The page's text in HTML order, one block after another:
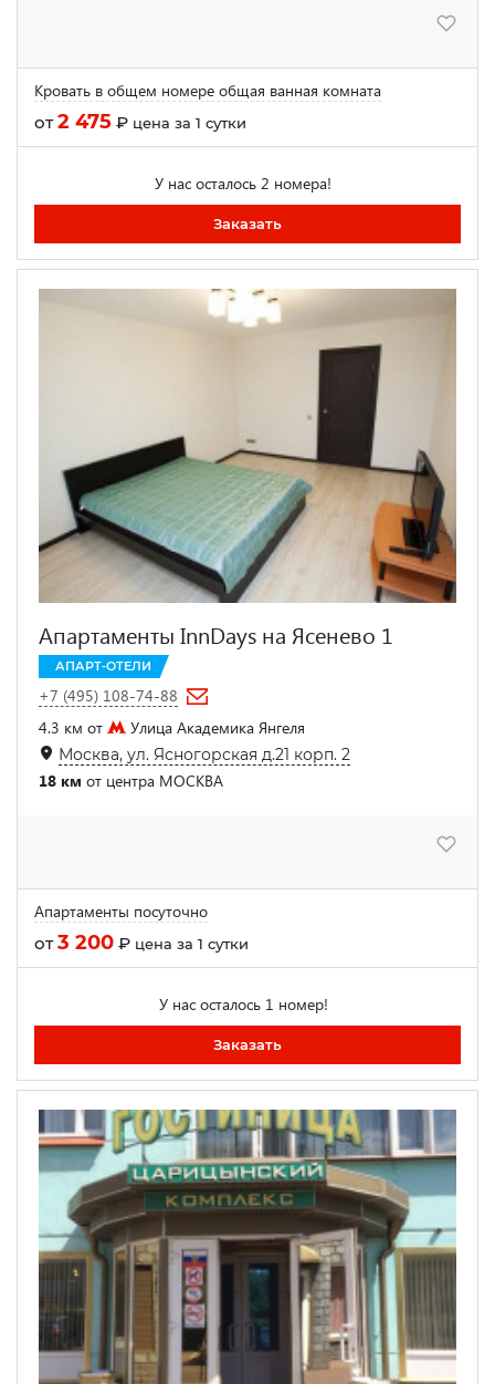
Кровать в общем номере общая ванная комната
от2 475 ₽ цена за 1 сутки
У нас осталось 2 номера!
Заказать
Апартаменты InnDays на Ясенево 1
АПАРТ-ОТЕЛИ
+7 (495) 108-74-88
4.3 км от
Улица Академика Янгеля
Москва, ул. Ясногорская д.21 корп. 2
18 км от центра МОСКВА
Апартаменты посуточно
от3 200 ₽ цена за 1 сутки
У нас осталось 1 номер!
Заказать